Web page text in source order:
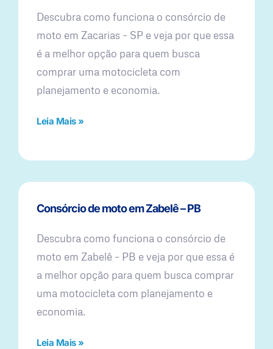
Descubra como funciona o consórcio de
moto em Zacarias – SP e veja por que essa
é a melhor opção para quem busca
comprar uma motocicleta com
planejamento e economia.
Leia Mais »
Consórcio de moto em Zabelê – PB
Descubra como funciona o consórcio de
moto em Zabelê – PB e veja por que essa é
a melhor opção para quem busca comprar
uma motocicleta com planejamento e
economia.
Leia Mais »